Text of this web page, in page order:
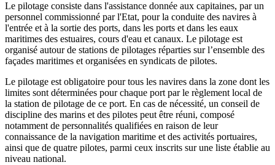
Le pilotage consiste dans l'assistance donnée aux capitaines, par un
personnel commissionné par l'Etat, pour la conduite des navires à
l'entrée et à la sortie des ports, dans les ports et dans les eaux
maritimes des estuaires, cours d'eau et canaux. Le pilotage est
organisé autour de stations de pilotages réparties sur l’ensemble des
façades maritimes et organisées en syndicats de pilotes.
Le pilotage est obligatoire pour tous les navires dans la zone dont les
limites sont déterminées pour chaque port par le règlement local de
la station de pilotage de ce port. En cas de nécessité, un conseil de
discipline des marins et des pilotes peut être réuni, composé
notamment de personnalités qualifiées en raison de leur
connaissance de la navigation maritime et des activités portuaires,
ainsi que de quatre pilotes, parmi ceux inscrits sur une liste établie au
niveau national.